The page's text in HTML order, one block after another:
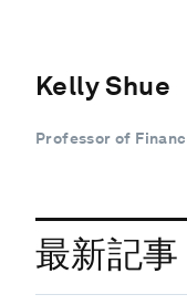
Kelly Shue
Professor of
最新記事